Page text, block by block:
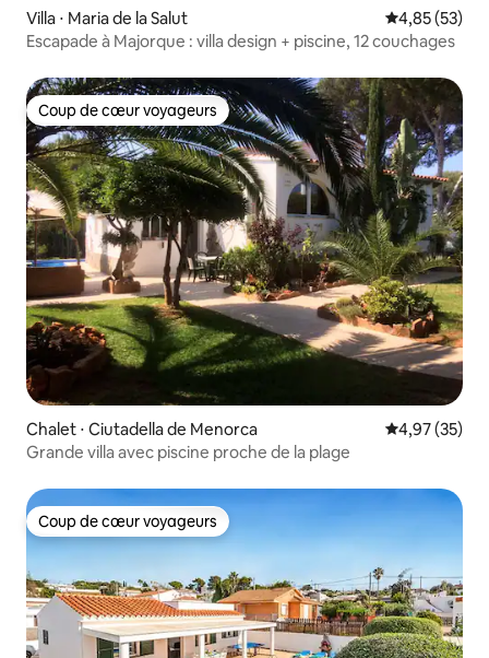
Villa ⋅ Maria de la Salut Évaluation
4,85 (53)
Escapade à Majorque : villa design + piscine, 12 couchages
Coup de cœur voyageurs
Coup de cœur voyageurs
Chalet ⋅ Ciutadella de Menorca Évaluation
4,97 (35)
Grande villa avec piscine proche de la plage
Coup de cœur voyageurs
Coup de cœur voyageurs